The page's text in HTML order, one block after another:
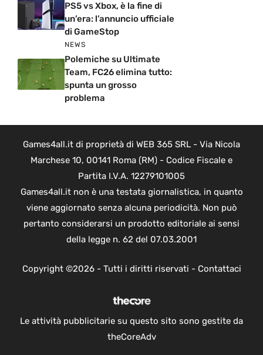
PS5 vs Xbox, è la fine di
un’era: l’annuncio ufficiale
di GameStop
NEWS
Polemiche su Ultimate
Team, FC26 elimina tutto:
spunta un grosso
problema
Games4all.it di proprietà di WEB 365 SRL - Via Nicola
Marchese 10, 00141 Roma (RM) - Codice Fiscale e
Partita I.V.A. 12279101005
Games4all.it non è una testata giornalistica, in quanto
viene aggiornato senza alcuna periodicità. Non può
pertanto considerarsi un prodotto editoriale ai sensi
della legge n. 62 del 07.03.2001
Copyright ©2026 - Tutti i diritti riservati - Contattaci
Le attività pubblicitarie su questo sito sono gestite da
theCoreAdv